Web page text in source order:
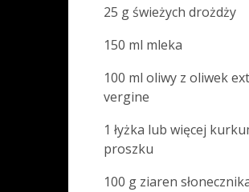
25 g świeżych drożdży
150 ml mleka
100 ml oliwy z oliwek
vergine
1 łyżka lub więcej
proszku
100 g ziaren